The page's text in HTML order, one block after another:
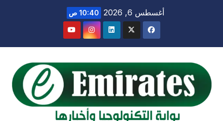
أغسطس 6, 2026 10:40 ص